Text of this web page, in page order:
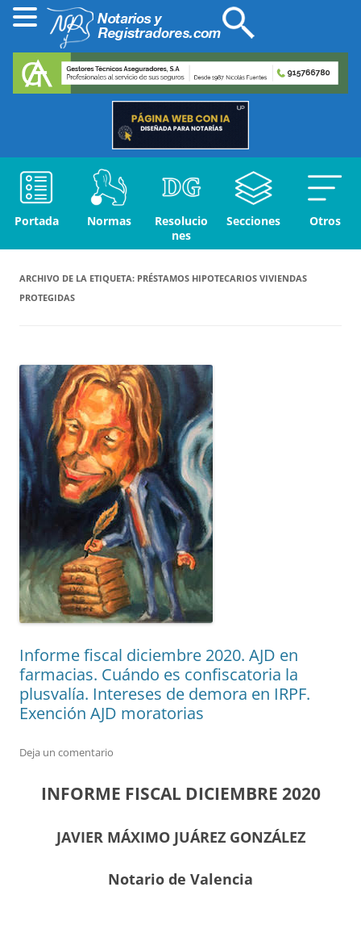
Portada Normas
Resolucio
nes
Secciones Otros
ARCHIVO DE LA ETIQUETA: PRÉSTAMOS HIPOTECARIOS VIVIENDAS
PROTEGIDAS
Informe fiscal diciembre 2020. AJD en
farmacias. Cuándo es confiscatoria la
plusvalía. Intereses de demora en IRPF.
Exención AJD moratorias
Deja un comentario
INFORME FISCAL DICIEMBRE 2020
JAVIER MÁXIMO JUÁREZ GONZÁLEZ
Notario de Valencia